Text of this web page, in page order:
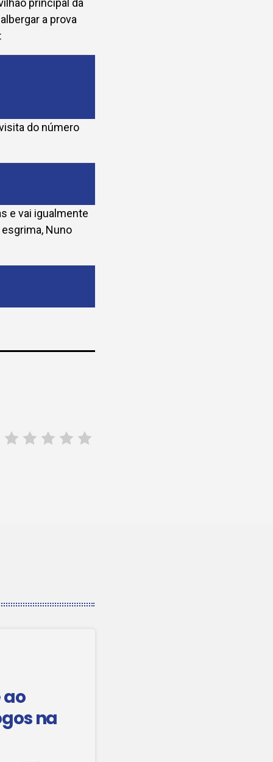
principal da
a prova
do número
e vai igualmente
Nuno
na